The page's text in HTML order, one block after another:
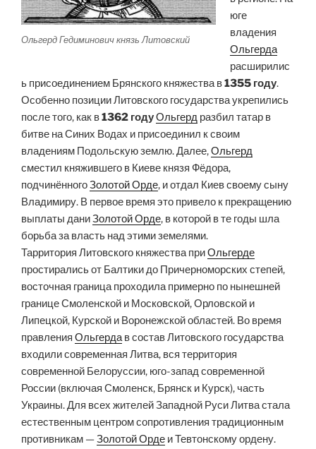
Ольгерд Гедиминович князь Литовский
юге
владения
Ольгерда
расширилис
ь присоединением Брянского княжества в1355 году.
Особенно позиции Литовского государства укрепились
после того, как в1362 годуОльгерд разбил татар в
битве на Синих Водах и присоединил к своим
владениям Подольскую землю. Далее,Ольгерд
сместил княжившего в Киеве князя Фёдора,
подчинённогоЗолотой Орде, и отдал Киев своему сыну
Владимиру. В первое время это привело к прекращению
выплаты даниЗолотой Орде, в которой в те годы шла
борьба за власть над этими земелями.
Тарритория Литовского княжества приОльгерде
простирались от Балтики до Причерноморских степей,
восточная граница проходила примерно по нынешней
границе Смоленской и Московской, Орловской и
Липецкой, Курской и Воронежской областей. Во время
правления Ольгердав состав Литовского государства
входили современная Литва, вся территория
современной Белоруссии, юго-запад современной
России (включая Смоленск, Брянск и Курск), часть
Украины. Для всех жителей Западной Руси Литва стала
естественным центром сопротивления традиционным
противникам —Золотой Орде и Тевтонскому ордену.